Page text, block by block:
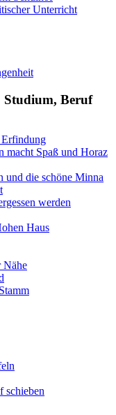
Unterricht
Studium, Beruf
Erfindung
macht Spaß und Horaz
und die schöne Minna
werden
Haus
Nähe
schieben